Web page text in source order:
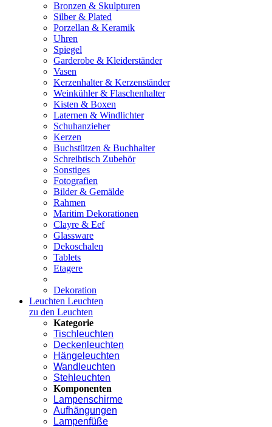
Bronzen & Skulpturen
Silber & Plated
Porzellan & Keramik
Uhren
Spiegel
Garderobe & Kleiderständer
Vasen
Kerzenhalter & Kerzenständer
Weinkühler & Flaschenhalter
Kisten & Boxen
Laternen & Windlichter
Schuhanzieher
Kerzen
Buchstützen & Buchhalter
Schreibtisch Zubehör
Sonstiges
Fotografien
Bilder & Gemälde
Rahmen
Maritim Dekorationen
Clayre & Eef
Glassware
Dekoschalen
Tablets
Etagere
Dekoration
Leuchten Leuchten
zu den Leuchten
Kategorie
Tischleuchten
Deckenleuchten
Hängeleuchten
Wandleuchten
Stehleuchten
Komponenten
Lampenschirme
Aufhängungen
Lampenfüße